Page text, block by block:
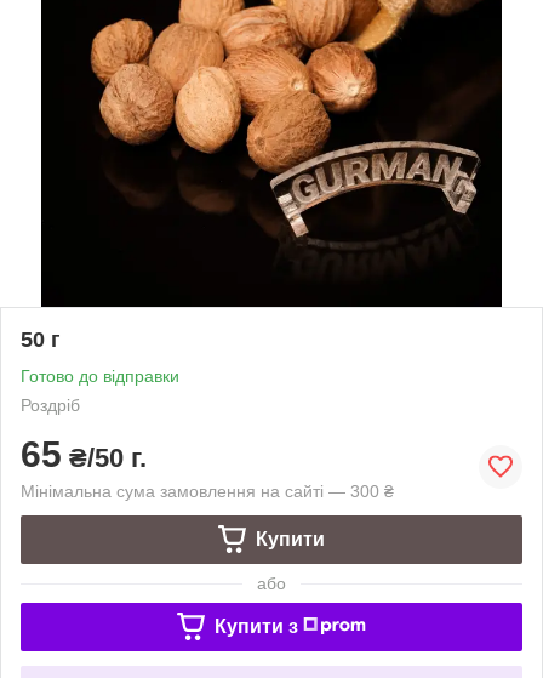
50 г
Готово до відправки
Роздріб
65 ₴/50 г.
Мінімальна сума замовлення на сайті — 300 ₴
Купити
або
Купити з